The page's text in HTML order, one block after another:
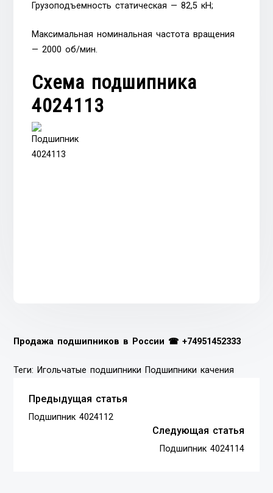
Грузоподъемность статическая — 82,5 кН;
Максимальная номинальная частота вращения
— 2000 об/мин.
Схема подшипника
4024113
Продажа подшипников в России ☎+74951452333
Теги: Игольчатые подшипники Подшипники качения
Предыдущая статья
Подшипник 4024112
Следующая статья
Подшипник 4024114